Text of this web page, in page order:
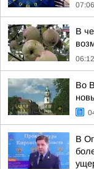
07:06
В
06:12
Во
В